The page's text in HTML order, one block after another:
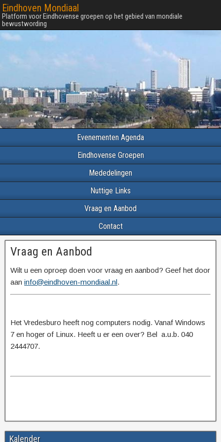
Eindhoven Mondiaal
Platform voor Eindhovense groepen op het gebied van mondiale
bewustwording
Evenementen Agenda
Eindhovense Groepen
Mededelingen
Nuttige Links
Vraag en Aanbod
Contact
Vraag en Aanbod
Wilt u een oproep doen voor vraag en aanbod? Geef het door
aan info@eindhoven-mondiaal.nl.
Het Vredesburo heeft nog computers nodig. Vanaf Windows
7 en hoger of Linux. Heeft u er een over? Bel a.u.b. 040
2444707.
Kalender